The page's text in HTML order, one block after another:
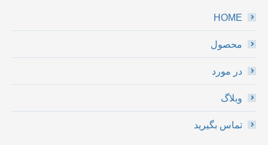
HOME
محصول
در مورد
وبلاگ
تماس بگیرید